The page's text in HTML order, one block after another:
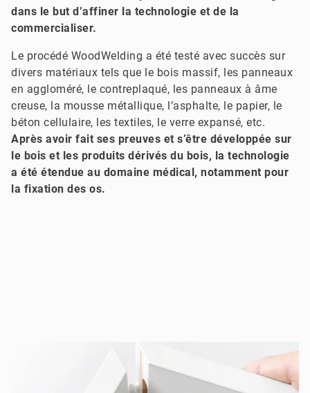
dans le but d’affiner la technologie et de la
commercialiser.
Le procédé WoodWelding a été testé avec succès sur
divers matériaux tels que le bois massif, les panneaux
en aggloméré, le contreplaqué, les panneaux à âme
creuse, la mousse métallique, l’asphalte, le papier, le
béton cellulaire, les textiles, le verre expansé, etc.
Après avoir fait ses preuves et s’être développée sur
le bois et les produits dérivés du bois, la technologie
a été étendue au domaine médical, notamment pour
la fixation des os.